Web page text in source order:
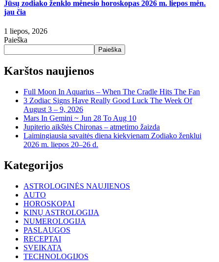
Jūsų zodiako ženklo mėnesio horoskopas 2026 m. liepos mėn.
jau čia
1 liepos, 2026
Paieška
Paieška
Karštos naujienos
Full Moon In Aquarius – When The Cradle Hits The Fan
3 Zodiac Signs Have Really Good Luck The Week Of
August 3 – 9, 2026
Mars In Gemini ~ Jun 28 To Aug 10
Jupiterio aikštės Chironas – atmetimo žaizda
Laimingiausia savaitės diena kiekvienam Zodiako ženklui
2026 m. liepos 20–26 d.
Kategorijos
ASTROLOGINĖS NAUJIENOS
AUTO
HOROSKOPAI
KINŲ ASTROLOGIJA
NUMEROLOGIJA
PASLAUGOS
RECEPTAI
SVEIKATA
TECHNOLOGIJOS